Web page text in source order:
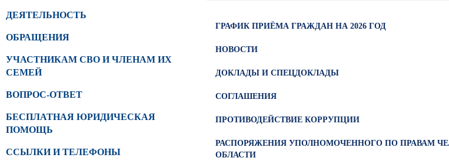
ДЕЯТЕЛЬНОСТЬ
ОБРАЩЕНИЯ
УЧАСТНИКАМ СВО И ЧЛЕНАМ ИХ
СЕМЕЙ
ВОПРОС-ОТВЕТ
БЕСПЛАТНАЯ ЮРИДИЧЕСКАЯ
ПОМОЩЬ
ССЫЛКИ И ТЕЛЕФОНЫ
ГРАФИК ПРИЁМА ГРАЖДАН НА 2026 ГОД
НОВОСТИ
ДОКЛАДЫ И СПЕЦДОКЛАДЫ
СОГЛАШЕНИЯ
ПРОТИВОДЕЙСТВИЕ КОРРУПЦИИ
РАСПОРЯЖЕНИЯ УПОЛНОМОЧЕННОГО ПО ПРАВАМ
ОБЛАСТИ